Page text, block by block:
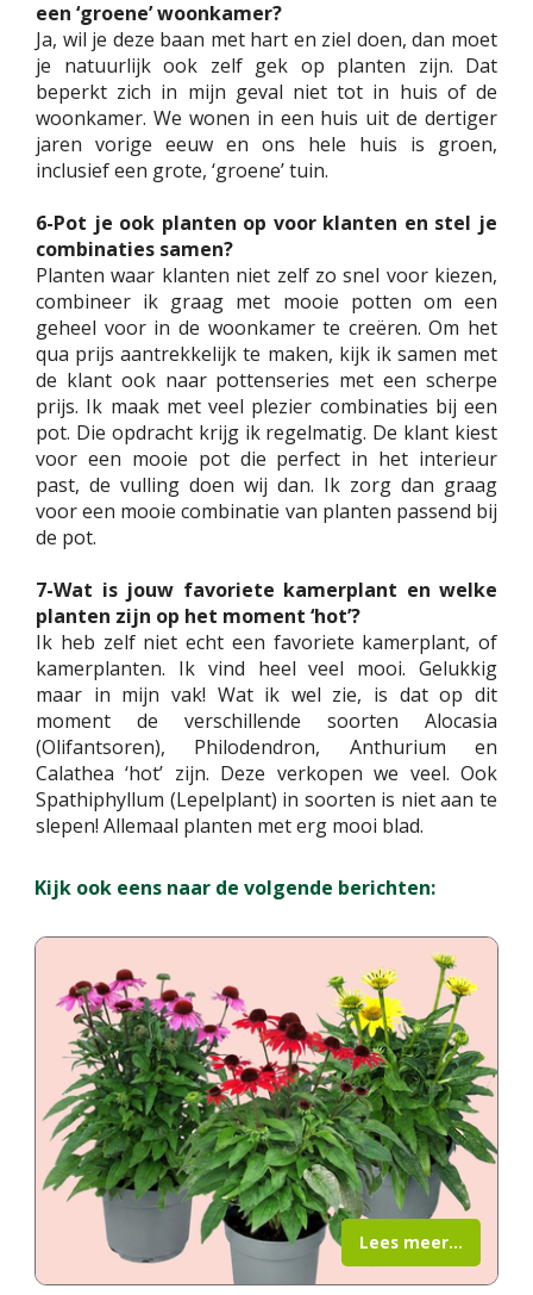
een ‘groene’ woonkamer?
Ja, wil je deze baan met hart en ziel doen, dan moet
je natuurlijk ook zelf gek op planten zijn. Dat
beperkt zich in mijn geval niet tot in huis of de
woonkamer. We wonen in een huis uit de dertiger
jaren vorige eeuw en ons hele huis is groen,
inclusief een grote, ‘groene’ tuin.
6-Pot je ook planten op voor klanten en stel je
combinaties samen?
Planten waar klanten niet zelf zo snel voor kiezen,
combineer ik graag met mooie potten om een
geheel voor in de woonkamer te creëren. Om het
qua prijs aantrekkelijk te maken, kijk ik samen met
de klant ook naar pottenseries met een scherpe
prijs. Ik maak met veel plezier combinaties bij een
pot. Die opdracht krijg ik regelmatig. De klant kiest
voor een mooie pot die perfect in het interieur
past, de vulling doen wij dan. Ik zorg dan graag
voor een mooie combinatie van planten passend bij
de pot.
7-Wat is jouw favoriete kamerplant en welke
planten zijn op het moment ‘hot’?
Ik heb zelf niet echt een favoriete kamerplant, of
kamerplanten. Ik vind heel veel mooi. Gelukkig
maar in mijn vak! Wat ik wel zie, is dat op dit
moment de verschillende soorten Alocasia
(Olifantsoren), Philodendron, Anthurium en
Calathea ‘hot’ zijn. Deze verkopen we veel. Ook
Spathiphyllum (Lepelplant) in soorten is niet aan te
slepen! Allemaal planten met erg mooi blad.
Kijk ook eens naar de volgende berichten:
Lees meer...